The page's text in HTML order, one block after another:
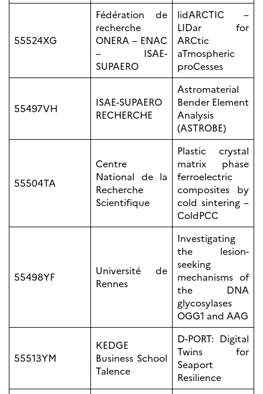
coopération
Åsgard
PHC Aurora
Åsgard Horizon
Bourses
Arctic Frontiers
France Excellence
Research
Norway
Science Night
Science et
innovation
(CCFN)
Rechercher :
55524XG
Fédération de
recherche
ONERA – ENAC
– ISAE-
SUPAERO
lidARCTIC –
LIDar for
ARCtic
aTmospheric
proCesses
55497VH
ISAE-SUPAERO
RECHERCHE
Astromaterial
Bender Element
Analysis
(ASTROBE)
55504TA
Centre
National de la
Recherche
Scientifique
Plastic crystal
matrix phase
ferroelectric
composites by
cold sintering –
ColdPCC
55498YF
Université de
Rennes
Investigating
the lesion-
seeking
mechanisms of
the DNA
glycosylases
OGG1 and AAG
55513YM
KEDGE
Business School
Talence
D-PORT: Digital
Twins for
Seaport
Resilience